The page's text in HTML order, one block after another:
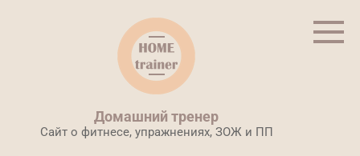
Домашний тренер
Сайт о фитнесе, упражнениях, ЗОЖ и ПП